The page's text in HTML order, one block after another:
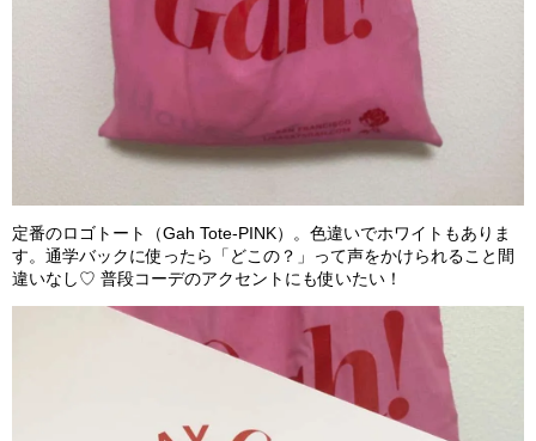
定番のロゴトート（Gah Tote-PINK）。色違いでホワイトもありま
す。通学バックに使ったら「どこの？」って声をかけられること間
違いなし♡ 普段コーデのアクセントにも使いたい！